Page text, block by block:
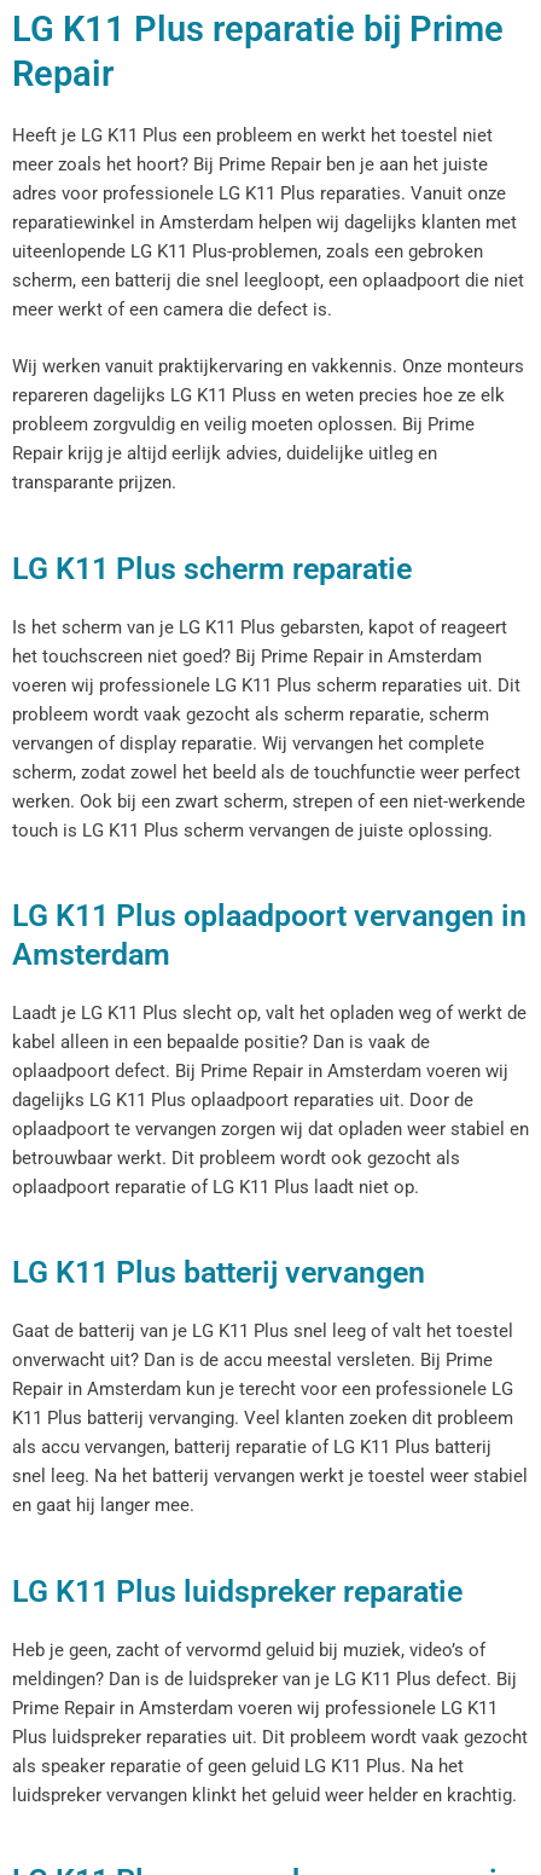
LG K11 Plus reparatie bij Prime
Repair
Heeft je LG K11 Plus een probleem en werkt het toestel niet
meer zoals het hoort? Bij Prime Repair ben je aan het juiste
adres voor professionele LG K11 Plus reparaties. Vanuit onze
reparatiewinkel in Amsterdam helpen wij dagelijks klanten met
uiteenlopende LG K11 Plus-problemen, zoals een gebroken
scherm, een batterij die snel leegloopt, een oplaadpoort die niet
meer werkt of een camera die defect is.
Wij werken vanuit praktijkervaring en vakkennis. Onze monteurs
repareren dagelijks LG K11 Pluss en weten precies hoe ze elk
probleem zorgvuldig en veilig moeten oplossen. Bij Prime
Repair krijg je altijd eerlijk advies, duidelijke uitleg en
transparante prijzen.
LG K11 Plus scherm reparatie
Is het scherm van je LG K11 Plus gebarsten, kapot of reageert
het touchscreen niet goed? Bij Prime Repair in Amsterdam
voeren wij professionele LG K11 Plus scherm reparaties uit. Dit
probleem wordt vaak gezocht als scherm reparatie, scherm
vervangen of display reparatie. Wij vervangen het complete
scherm, zodat zowel het beeld als de touchfunctie weer perfect
werken. Ook bij een zwart scherm, strepen of een niet-werkende
touch is LG K11 Plus scherm vervangen de juiste oplossing.
LG K11 Plus oplaadpoort vervangen in
Amsterdam
Laadt je LG K11 Plus slecht op, valt het opladen weg of werkt de
kabel alleen in een bepaalde positie? Dan is vaak de
oplaadpoort defect. Bij Prime Repair in Amsterdam voeren wij
dagelijks LG K11 Plus oplaadpoort reparaties uit. Door de
oplaadpoort te vervangen zorgen wij dat opladen weer stabiel en
betrouwbaar werkt. Dit probleem wordt ook gezocht als
oplaadpoort reparatie of LG K11 Plus laadt niet op.
LG K11 Plus batterij vervangen
Gaat de batterij van je LG K11 Plus snel leeg of valt het toestel
onverwacht uit? Dan is de accu meestal versleten. Bij Prime
Repair in Amsterdam kun je terecht voor een professionele LG
K11 Plus batterij vervanging. Veel klanten zoeken dit probleem
als accu vervangen, batterij reparatie of LG K11 Plus batterij
snel leeg. Na het batterij vervangen werkt je toestel weer stabiel
en gaat hij langer mee.
LG K11 Plus luidspreker reparatie
Heb je geen, zacht of vervormd geluid bij muziek, video’s of
meldingen? Dan is de luidspreker van je LG K11 Plus defect. Bij
Prime Repair in Amsterdam voeren wij professionele LG K11
Plus luidspreker reparaties uit. Dit probleem wordt vaak gezocht
als speaker reparatie of geen geluid LG K11 Plus. Na het
luidspreker vervangen klinkt het geluid weer helder en krachtig.